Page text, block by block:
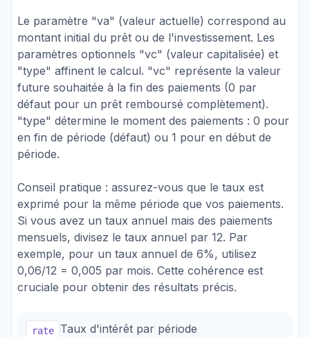
Le paramètre "va" (valeur actuelle) correspond au
montant initial du prêt ou de l'investissement. Les
paramètres optionnels "vc" (valeur capitalisée) et
"type" affinent le calcul. "vc" représente la valeur
future souhaitée à la fin des paiements (0 par
défaut pour un prêt remboursé complètement).
"type" détermine le moment des paiements : 0 pour
en fin de période (défaut) ou 1 pour en début de
période.
Conseil pratique : assurez-vous que le taux est
exprimé pour la même période que vos paiements.
Si vous avez un taux annuel mais des paiements
mensuels, divisez le taux annuel par 12. Par
exemple, pour un taux annuel de 6%, utilisez
0,06/12 = 0,005 par mois. Cette cohérence est
cruciale pour obtenir des résultats précis.
rate Taux d'intérêt par période